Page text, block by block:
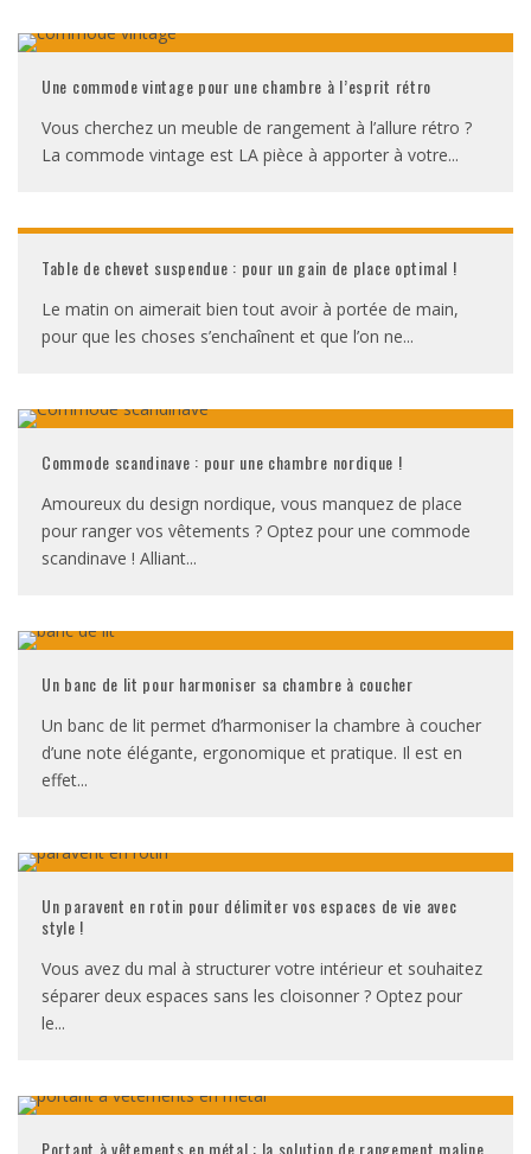
Une commode vintage pour une chambre à l’esprit rétro
Vous cherchez un meuble de rangement à l’allure rétro ?
La commode vintage est LA pièce à apporter à votre...
Table de chevet suspendue : pour un gain de place optimal !
Le matin on aimerait bien tout avoir à portée de main,
pour que les choses s’enchaînent et que l’on ne...
Commode scandinave : pour une chambre nordique !
Amoureux du design nordique, vous manquez de place
pour ranger vos vêtements ? Optez pour une commode
scandinave ! Alliant...
Un banc de lit pour harmoniser sa chambre à coucher
Un banc de lit permet d’harmoniser la chambre à coucher
d’une note élégante, ergonomique et pratique. Il est en
effet...
Un paravent en rotin pour délimiter vos espaces de vie avec
style !
Vous avez du mal à structurer votre intérieur et souhaitez
séparer deux espaces sans les cloisonner ? Optez pour
le...